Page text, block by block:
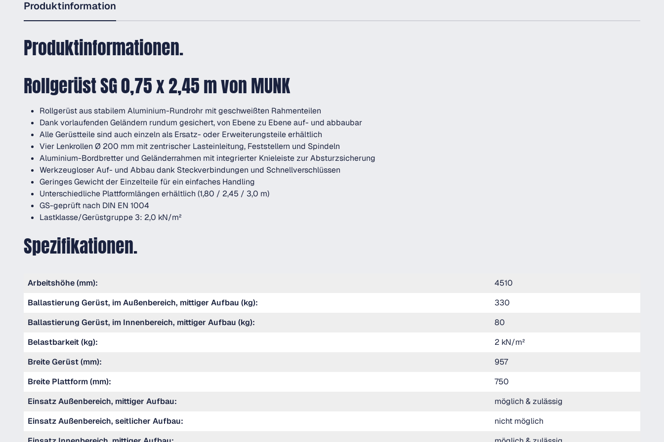
Produktinformation
Produktinformationen.
Rollgerüst SG 0,75 x 2,45 m von MUNK
Rollgerüst aus stabilem Aluminium-Rundrohr mit geschweißten Rahmenteilen
Dank vorlaufenden Geländern rundum gesichert, von Ebene zu Ebene auf- und abbaubar
Alle Gerüstteile sind auch einzeln als Ersatz- oder Erweiterungsteile erhältlich
Vier Lenkrollen Ø 200 mm mit zentrischer Lasteinleitung, Feststellern und Spindeln
Aluminium-Bordbretter und Geländerrahmen mit integrierter Knieleiste zur Absturzsicherung
Werkzeugloser Auf- und Abbau dank Steckverbindungen und Schnellverschlüssen
Geringes Gewicht der Einzelteile für ein einfaches Handling
Unterschiedliche Plattformlängen erhältlich (1,80 / 2,45 / 3,0 m)
GS-geprüft nach DIN EN 1004
Lastklasse/Gerüstgruppe 3: 2,0 kN/m²
Spezifikationen.
Arbeitshöhe (mm):
4510
Ballastierung Gerüst, im Außenbereich, mittiger Aufbau (kg):
330
Ballastierung Gerüst, im Innenbereich, mittiger Aufbau (kg):
80
Belastbarkeit (kg):
2 kN/m²
Breite Gerüst (mm):
957
Breite Plattform (mm):
750
Einsatz Außenbereich, mittiger Aufbau:
möglich & zulässig
Einsatz Außenbereich, seitlicher Aufbau:
nicht möglich